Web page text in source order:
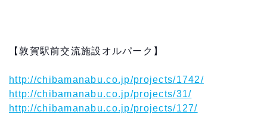
【敦賀駅前交流施設オルパーク】
http://chibamanabu.co.jp/projects/1742/
http://chibamanabu.co.jp/projects/31/
http://chibamanabu.co.jp/projects/127/